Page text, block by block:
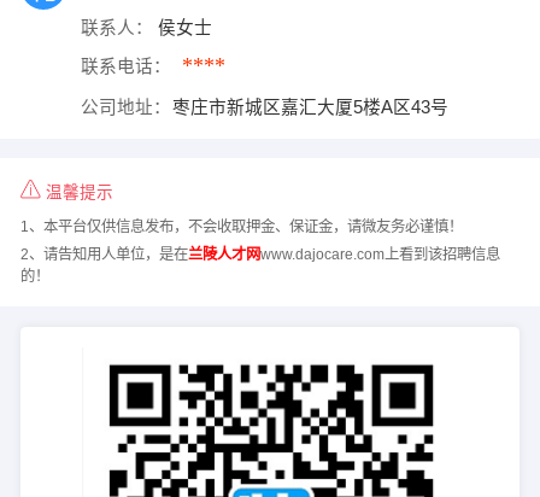
联系人： 侯女士
联系电话： ****
公司地址： 枣庄市新城区嘉汇大厦5楼A区43号
温馨提示
1、本平台仅供信息发布，不会收取押金、保证金，请微友务必谨慎！
2、请告知用人单位，是在兰陵人才网www.dajocare.com上看到该招聘信息
的！